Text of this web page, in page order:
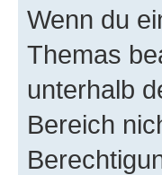
Wenn du
Themas
unterhalb
Bereich